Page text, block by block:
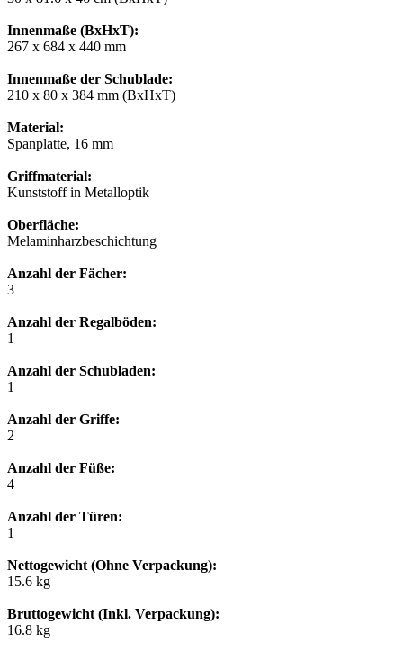
Innenmaße (BxHxT):
267 x 684 x 440 mm
Innenmaße der Schublade:
210 x 80 x 384 mm (BxHxT)
Material:
Spanplatte, 16 mm
Griffmaterial:
Kunststoff in Metalloptik
Oberfläche:
Melaminharzbeschichtung
Anzahl der Fächer:
3
Anzahl der Regalböden:
1
Anzahl der Schubladen:
1
Anzahl der Griffe:
2
Anzahl der Füße:
4
Anzahl der Türen:
1
Nettogewicht (Ohne Verpackung):
15.6 kg
Bruttogewicht (Inkl. Verpackung):
16.8 kg